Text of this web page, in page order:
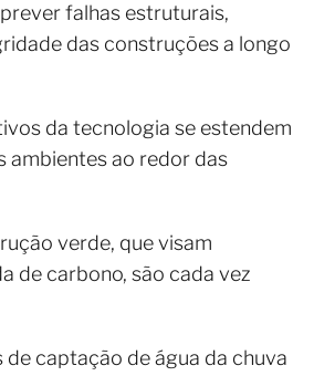
falhas estruturais,
das construções a longo
da tecnologia se estendem
ambientes ao redor das
verde, que visam
de carbono, são cada vez
de captação de água da chuva